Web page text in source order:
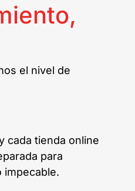
el nivel de
cada tienda online
para
impecable.